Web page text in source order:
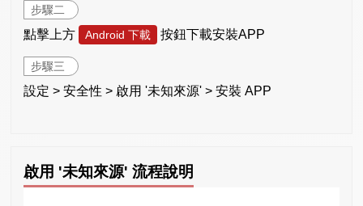
步驟二
點擊上方 Android 下載 按鈕下載安裝APP
步驟三
設定 > 安全性 > 啟用 '未知來源' > 安裝 APP
啟用 '未知來源' 流程說明